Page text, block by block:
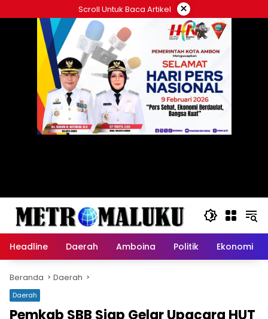
ke
Scroll Untuk Baca Artikel ×
Headline Daerah Amboina Politik Ekonomi
Beranda Daerah
Daerah
Pemkab SBB Siap Gelar Upacara HUT